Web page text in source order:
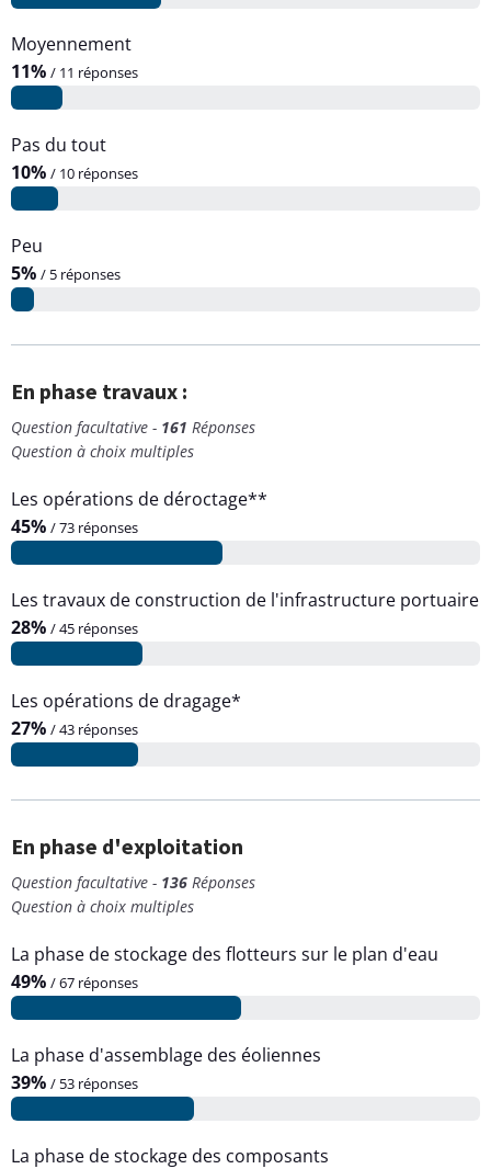
Moyennement
11% / 11 réponses
Pas du tout
10% / 10 réponses
Peu
5% / 5 réponses
En phase travaux :
Question facultative - 161 Réponses
Question à choix multiples
Les opérations de déroctage**
45% / 73 réponses
Les travaux de construction de l'infrastructure portuaire
28% / 45 réponses
Les opérations de dragage*
27% / 43 réponses
En phase d'exploitation
Question facultative - 136 Réponses
Question à choix multiples
La phase de stockage des flotteurs sur le plan d'eau
49% / 67 réponses
La phase d'assemblage des éoliennes
39% / 53 réponses
La phase de stockage des composants